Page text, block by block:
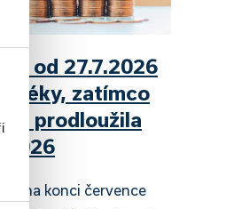
od 27.7.2026
zatímco
prodloužila
na konci července